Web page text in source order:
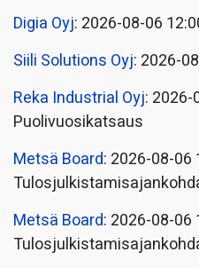
Digia Oyj: 2026-08-06
Siili Solutions Oyj: 2026-
Reka Industrial Oyj: 2026-
Puolivuosikatsaus
Metsä Board: 2026-08-06
Metsä Board: 2026-08-06